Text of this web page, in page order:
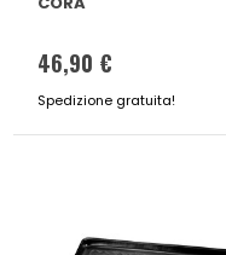
porte
46,90 €
Spedizione gratuita!